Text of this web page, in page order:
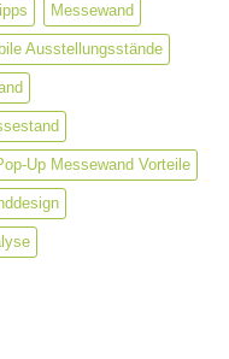
Messewand
Ausstellungsstände
Up Messewand Vorteile